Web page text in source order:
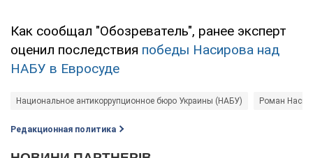
Как сообщал "Обозреватель", ранее эксперт
оценил последствия победы Насирова над
НАБУ в Евросуде
Национальное антикоррупционное бюро Украины (НАБУ) Роман
Редакционная политика